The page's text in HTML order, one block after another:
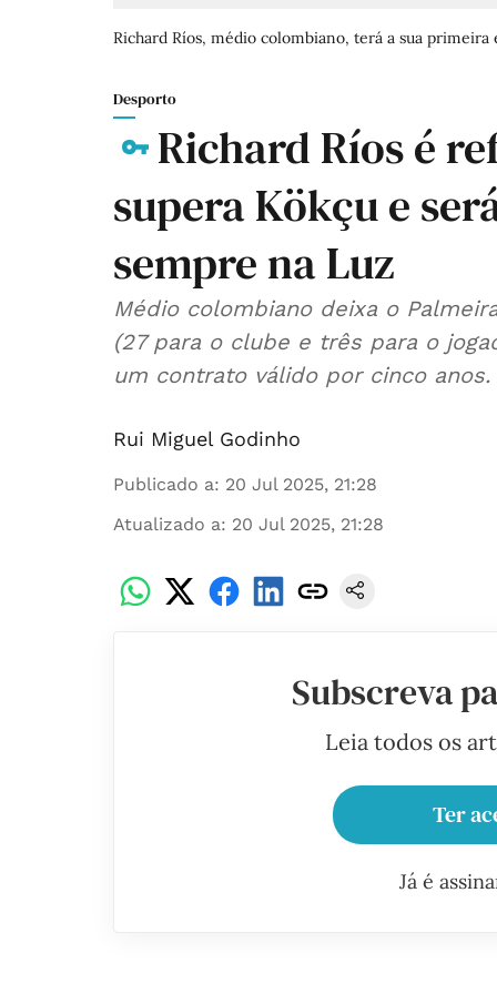
Richard Ríos, médio colombiano, terá a sua
Desporto
Richard Ríos é
supera Kökçu e
sempre na Luz
Médio colombiano deixa o
(27 para o clube e três para o
um contrato válido por cinco anos.
Rui Miguel Godinho
Publicado a: 20 Jul 2025, 21:28
Atualizado a: 20 Jul 2025, 21:28
Subscreva
Leia todos os
Ter
Já é